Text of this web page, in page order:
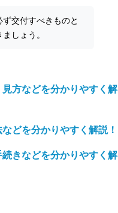
交付すべきものと
しょう。
方などを分かりやすく解
どを分かりやすく解説！
きなどを分かりやすく解